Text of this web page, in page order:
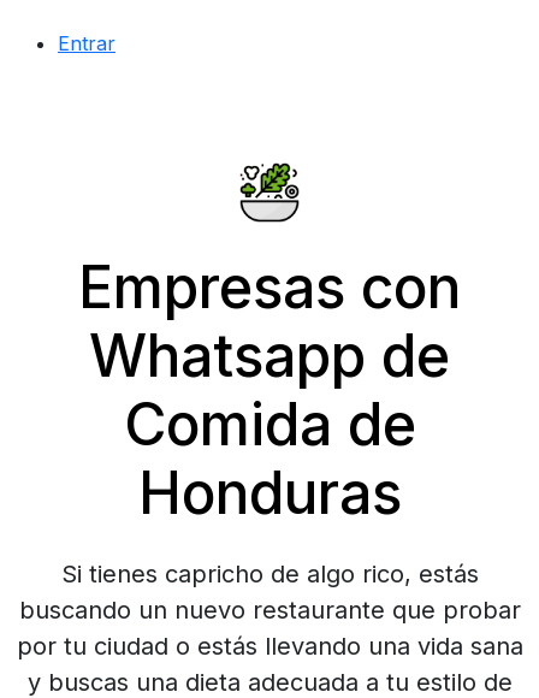
Entrar
Empresas con
Whatsapp de
Comida de
Honduras
Si tienes capricho de algo rico, estás
buscando un nuevo restaurante que probar
por tu ciudad o estás llevando una vida sana
y buscas una dieta adecuada a tu estilo de